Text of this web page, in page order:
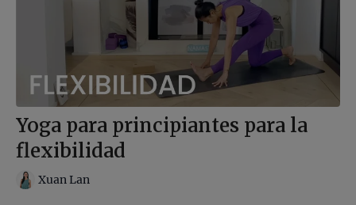
Yoga para principiantes para la
flexibilidad
Xuan Lan